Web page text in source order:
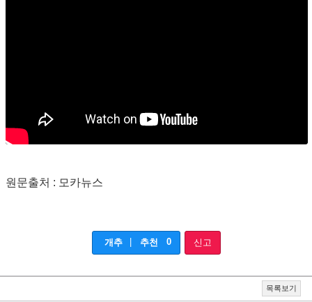
원문출처 : 모카뉴스
개추 추천 0 신고
목록보기